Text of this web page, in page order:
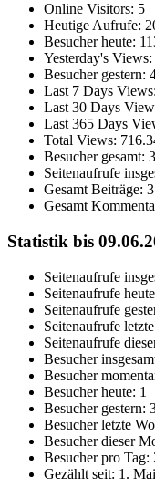
Online Visitors: 5
Heutige Aufrufe:
Besucher heute:
Yesterday's Views:
Besucher gestern:
Last 7 Days Views:
Last 30 Days
Last 365 Days
Total Views:
Besucher gesamt:
Seitenaufrufe
Gesamt Beiträge:
Gesamt
Statistik bis
Seitenaufrufe
Seitenaufrufe
Seitenaufrufe
Seitenaufrufe
Seitenaufrufe
Besucher
Besucher
Besucher heute: 1
Besucher gestern:
Besucher letzte
Besucher dieser
Besucher pro Tag:
Gezählt seit: 1.